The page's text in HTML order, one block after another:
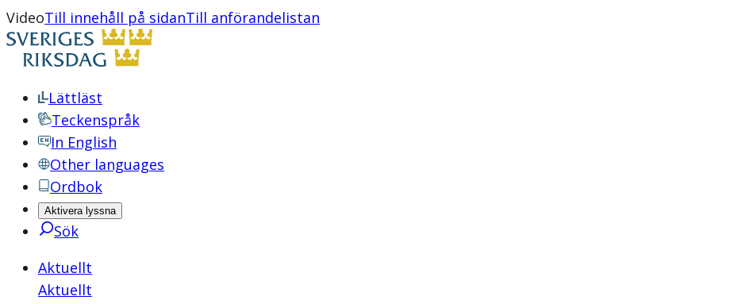
VideoTill innehåll på sidanTill anförandelistan
Lättläst
Teckenspråk
In English
Other languages
Ordbok
Aktivera lyssna
Sök
Aktuellt
Aktuellt